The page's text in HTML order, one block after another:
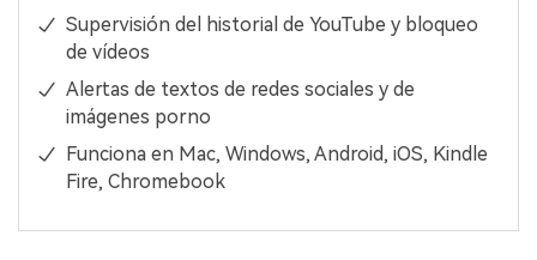
Supervisión del historial de YouTube y bloqueo
de vídeos
Alertas de textos de redes sociales y de
imágenes porno
Funciona en Mac, Windows, Android, iOS, Kindle
Fire, Chromebook